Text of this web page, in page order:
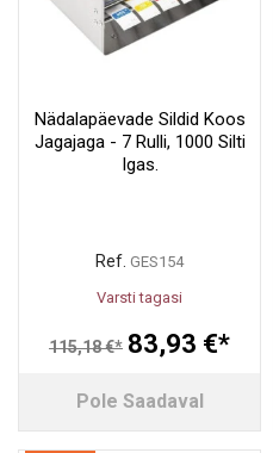
Nädalapäevade Sildid Koos
Jagajaga - 7 Rulli, 1000 Silti
Igas.
Ref. GES154
Varsti tagasi
115,18 €* 83,93 €*
Pole Saadaval